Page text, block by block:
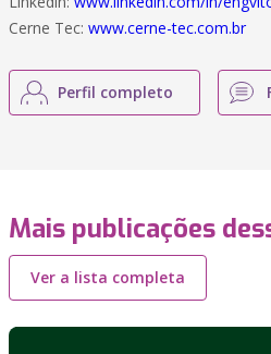
Cerne Tec: www.cerne-tec.com.br
Perfil completo
Mais publicações
Ver a lista completa